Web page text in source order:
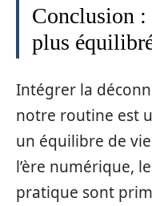
Conclusion :
plus
Intégrer la
notre routine est
un équilibre de
l’ère numérique,
pratique sont